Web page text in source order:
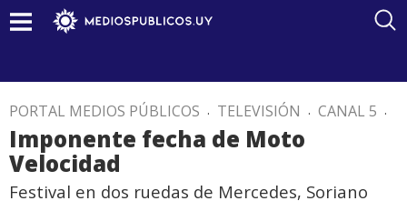
PORTAL MEDIOS PÚBLICOS . TELEVISIÓN . CANAL 5 .
Imponente fecha de Moto
Velocidad
Festival en dos ruedas de Mercedes, Soriano